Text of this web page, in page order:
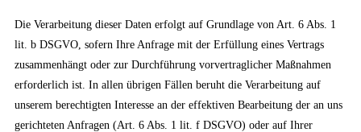
Die Verarbeitung dieser Daten erfolgt auf Grundlage von Art. 6 Abs. 1
lit. b DSGVO, sofern Ihre Anfrage mit der Erfüllung eines Vertrags
zusammenhängt oder zur Durchführung vorvertraglicher Maßnahmen
erforderlich ist. In allen übrigen Fällen beruht die Verarbeitung auf
unserem berechtigten Interesse an der effektiven Bearbeitung der an uns
gerichteten Anfragen (Art. 6 Abs. 1 lit. f DSGVO) oder auf Ihrer